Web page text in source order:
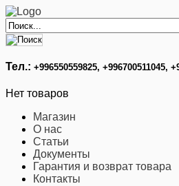
Тел.: +996550559825, +996700511045,
Нет товаров
Магазин
О нас
Статьи
Документы
Гарантия и возврат товара
Контакты